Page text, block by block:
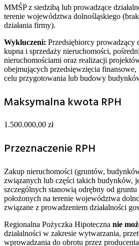
MMŚP z siedzibą lub prowadzące
terenie województwa dolnośląskiego
działania firmy).
Wykluczeni: Przedsiębiorcy prowadzący
kupna i sprzedaży nieruchomości,
nieruchomościami oraz realizacji
obejmujących przedsięwzięcia
celu przygotowania lub budowy
Maksymalna kwota RPH
1.500.000,00 zł
Przeznaczenie RPH
Zakup nieruchomości (gruntów,
związanych lub części takich budynków,
szczególnych stanowią odrębny od gruntu
położonych na terenie województwa
związane z prowadzeniem działalności
Regionalna Pożyczka Hipoteczna nie
działalności w zakresie wytwarzania,
wprowadzania do obrotu przez